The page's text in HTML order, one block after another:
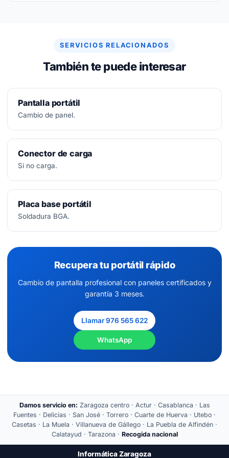
SERVICIOS RELACIONADOS
También te puede interesar
Pantalla portátil
Cambio de panel.
Conector de carga
Si no carga.
Placa base portátil
Soldadura BGA.
Recupera tu portátil rápido
Cambio de pantalla profesional con paneles certificados y
garantía 3 meses.
Llamar 976 565 622
WhatsApp
Damos servicio en: Zaragoza centro · Actur · Casablanca · Las
Fuentes · Delicias · San José · Torrero · Cuarte de Huerva · Utebo ·
Casetas · La Muela · Villanueva de Gállego · La Puebla de Alfindén ·
Calatayud · Tarazona · Recogida nacional
Informática Zaragoza